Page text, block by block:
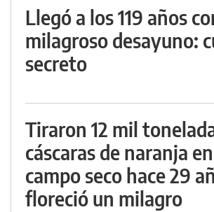
Llegó a los 119 años
milagroso desayuno:
secreto
Tiraron 12 mil
cáscaras de naranja
campo seco hace 29
floreció un milagro